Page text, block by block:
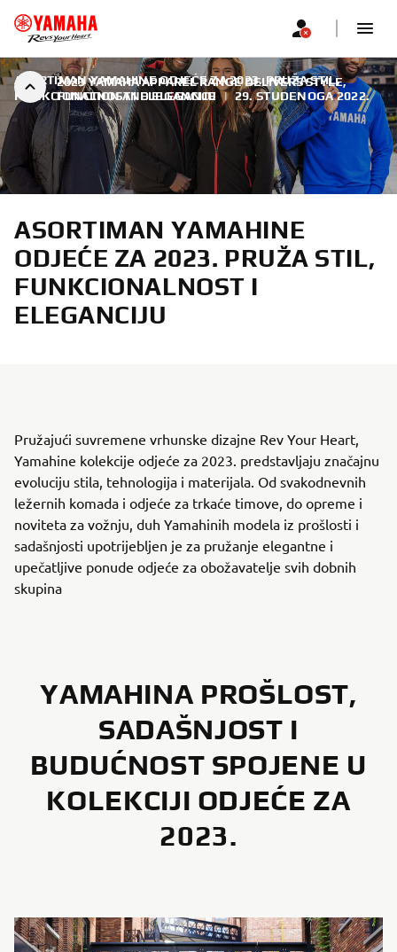
2023 YAMAHA APPAREL RANGE DELIVERS STYLE,
FUNCTION AND ELEGANCE
ASORTIMAN YAMAHINE ODJEĆE ZA 2023. PRUŽA STIL,
FUNKCIONALNOST I ELEGANCIJU | 29. STUDENOGA 2022.
ASORTIMAN YAMAHINE
ODJEĆE ZA 2023. PRUŽA STIL,
FUNKCIONALNOST I
ELEGANCIJU
Pružajući suvremene vrhunske dizajne Rev Your Heart,
Yamahine kolekcije odjeće za 2023. predstavljaju značajnu
evoluciju stila, tehnologija i materijala. Od svakodnevnih
ležernih komada i odjeće za trkaće timove, do opreme i
noviteta za vožnju, duh Yamahinih modela iz prošlosti i
sadašnjosti upotrijebljen je za pružanje elegantne i
upečatljive ponude odjeće za obožavatelje svih dobnih
skupina
YAMAHINA PROŠLOST,
SADAŠNJOST I
BUDUĆNOST SPOJENE U
KOLEKCIJI ODJEĆE ZA
2023.